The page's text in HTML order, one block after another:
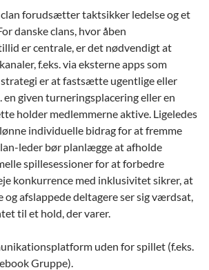
forudsætter taktsikker ledelse og et
danske clans, hvor åben
er centrale, er det nødvendigt at
f.eks. via eksterne apps som
er at fastsætte ugentlige eller
en given turneringsplacering eller en
holder medlemmerne aktive. Ligeledes
individuelle bidrag for at fremme
leder bør planlægge at afholde
spillesessioner for at forbedre
konkurrence med inklusivitet sikrer, at
og afslappede deltagere ser sig værdsat,
til et hold, der varer.
uden for spillet (f.eks.
Gruppe).